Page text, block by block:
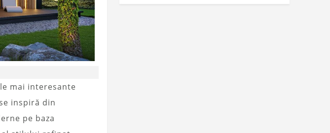
mai interesante
inspiră din
pe baza